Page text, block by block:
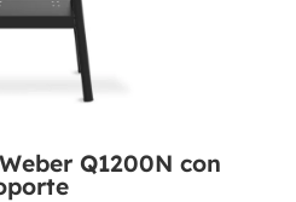
Q1200N con